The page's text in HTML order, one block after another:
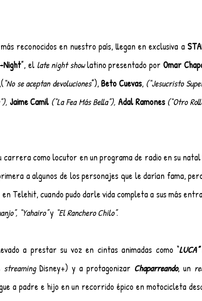
reconocidos en nuestro país, llegan en exclusiva a
Night”, el late night show latino presentado por Omar
“No se aceptan devoluciones”), Beto Cuevas, (“Jesucristo
Jaime Camil (“La Fea Más Bella”), Adal Ramones (“Otro
carrera como locutor en un programa de radio en su natal
a algunos de los personajes que le darían fama,
Telehit, cuando pudo darle vida completa a sus más
“Yahairo” y “El Ranchero Chilo”.
a prestar su voz en cintas animadas como “LUCA”
streaming Disney+) y a protagonizar Chaparreando, un
a padre e hijo en un recorrido épico en motocicleta